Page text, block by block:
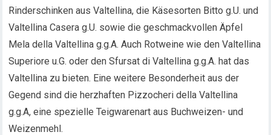
Rinderschinken aus Valtellina, die Käsesorten Bitto g.U. und
Valtellina Casera g.U. sowie die geschmackvollen Äpfel
Mela della Valtellina g.g.A. Auch Rotweine wie den Valtellina
Superiore u.G. oder den Sfursat di Valtellina g.g.A. hat das
Valtellina zu bieten. Eine weitere Besonderheit aus der
Gegend sind die herzhaften Pizzocheri della Valtellina
g.g.A, eine spezielle Teigwarenart aus Buchweizen- und
Weizenmehl.